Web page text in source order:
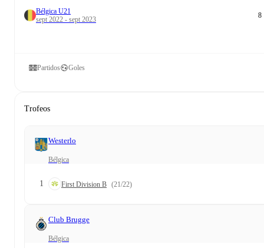
Bélgica U21
sept 2022 - sept 2023
8
Partidos Goles
Trofeos
Westerlo
Bélgica
1 First Division B (21/22)
Club Brugge
Bélgica